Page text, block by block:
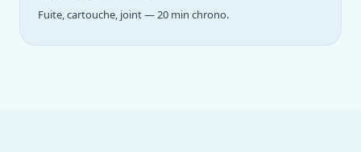
Fuite, cartouche, joint — 20 min chrono.